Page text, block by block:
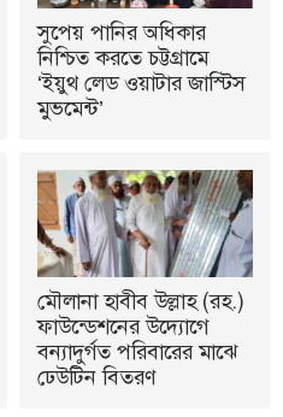
সুপেয় পানির অধিকার
নিশ্চিত করতে চট্টগ্রামে
‘ইয়ুথ লেড ওয়াটার জাস্টিস
মুভমেন্ট’
মৌলানা হাবীব উল্লাহ (রহ.)
ফাউন্ডেশনের উদ্যোগে
বন্যাদুর্গত পরিবারের মাঝে
ঢেউটিন বিতরণ